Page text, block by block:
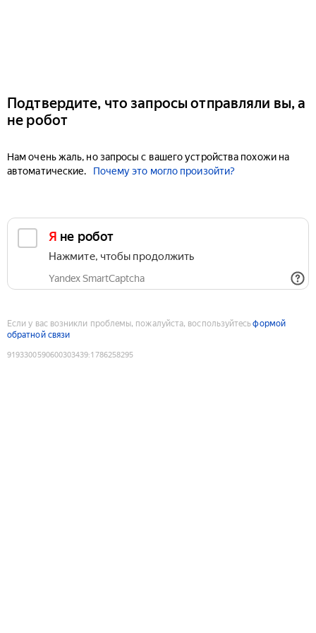
Подтвердите, что запросы отправляли вы, а
не робот
Нам очень жаль, но запросы с вашего устройства похожи на
автоматические.
Почему это могло произойти?
Я не робот
Нажмите, чтобы продолжить
Yandex SmartCaptcha
Если у вас возникли проблемы, пожалуйста, воспользуйтесьформой
обратной связи
9193300590600303439:1786258295